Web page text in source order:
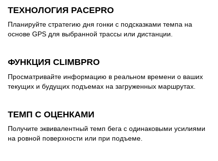
ТЕХНОЛОГИЯ PACEPRO
Планируйте стратегию дня гонки с подсказками темпа на
основе GPS для выбранной трассы или дистанции.
ФУНКЦИЯ CLIMBPRO
Просматривайте информацию в реальном времени о ваших
текущих и будущих подъемах на загруженных маршрутах.
ТЕМП С ОЦЕНКАМИ
Получите эквивалентный темп бега с одинаковыми усилиями
на ровной поверхности или при подъеме.